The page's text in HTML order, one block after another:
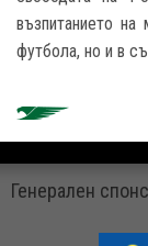
възпитанието
футбола, но и в
Генерален